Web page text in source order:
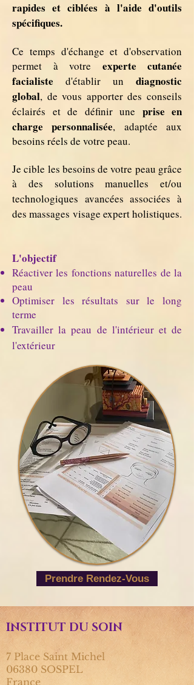
rapides et ciblées à l'aide d'outils
spécifiques.
Ce temps d'échange et d'observation
permet à votre experte cutanée
facialiste d'établir un diagnostic
global, de vous apporter des conseils
éclairés et de définir une prise en
charge personnalisée, adaptée aux
besoins réels de votre peau.
Je cible les besoins de votre peau grâce
à des
solutions manuelles et/ou
technologiques avancées associées à
des massages visage expert holistiques.
L'objectif
Réactiver les fonctions naturelles de la
peau
Optimiser les résultats sur le long
terme
Travailler la peau de l'intérieur et de
l'extérieur
Prendre Rendez-Vous
INSTITUT DU SOIN
7 Place Saint Michel
06380 SOSPEL
France